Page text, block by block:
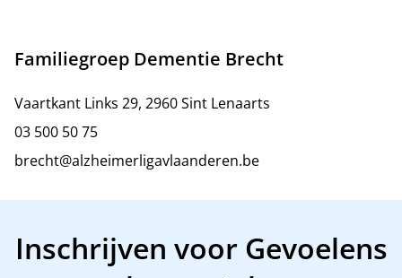
Familiegroep Dementie Brecht
Vaartkant Links 29, 2960 Sint Lenaarts
03 500 50 75
brecht@alzheimerligavlaanderen.be
Inschrijven voor Gevoelens